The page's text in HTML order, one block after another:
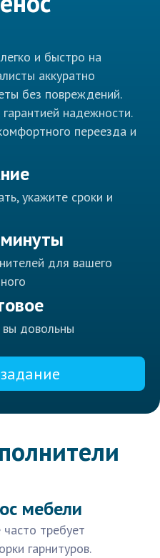
и быстро на
аккуратно
без повреждений.
надежности.
переезда и
укажите сроки и
для вашего
вы довольны
мебели
требует
гарнитуров.